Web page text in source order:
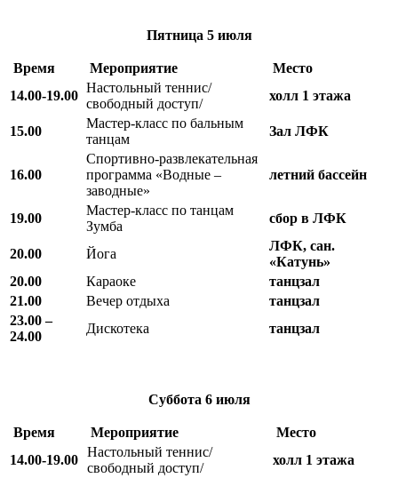
Пятница 5 июля
Время Мероприятие
Место
14.00-19.00
Настольный теннис/
свободный доступ/
холл 1 этажа
15.00
Мастер-класс по бальным
танцам
Зал ЛФК
16.00
Спортивно-развлекательная
программа «Водные –
заводные»
летний бассейн
19.00
Мастер-класс по танцам
Зумба
сбор в ЛФК
20.00 Йога
ЛФК, сан.
«Катунь»
20.00
Караоке
танцзал
21.00
Вечер отдыха
танцзал
23.00 –
24.00
Дискотека танцзал
Суббота 6 июля
Время Мероприятие
Место
14.00-19.00
Настольный теннис/
свободный доступ/
холл 1 этажа